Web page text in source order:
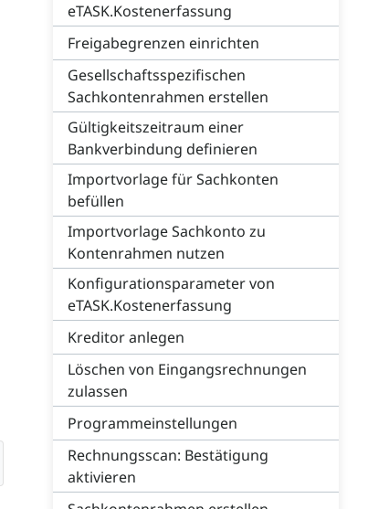
eTASK.Kostenerfassung
Freigabegrenzen einrichten
Gesellschaftsspezifischen
Sachkontenrahmen erstellen
Gültigkeitszeitraum einer
Bankverbindung definieren
Importvorlage für Sachkonten
befüllen
Importvorlage Sachkonto zu
Kontenrahmen nutzen
Konfigurationsparameter von
eTASK.Kostenerfassung
Kreditor anlegen
Löschen von Eingangsrechnungen
zulassen
Programmeinstellungen
Rechnungsscan: Bestätigung
aktivieren